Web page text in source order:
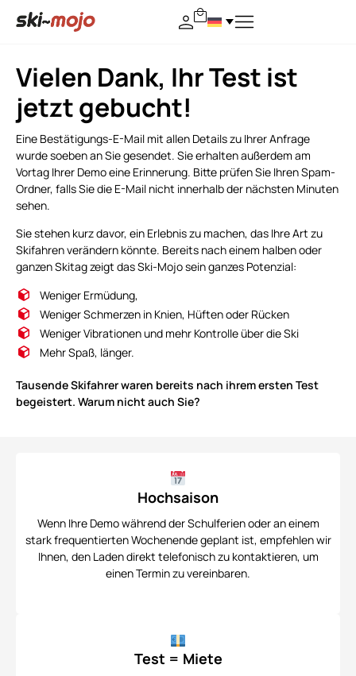
Vielen Dank, Ihr Test ist
jetzt gebucht!
Eine Bestätigungs-E-Mail mit allen Details zu Ihrer Anfrage
wurde soeben an Sie gesendet. Sie erhalten außerdem am
Vortag Ihrer Demo eine Erinnerung. Bitte prüfen Sie Ihren Spam-
Ordner, falls Sie die E-Mail nicht innerhalb der nächsten Minuten
sehen.
Sie stehen kurz davor, ein Erlebnis zu machen, das Ihre Art zu
Skifahren verändern könnte. Bereits nach einem halben oder
ganzen Skitag zeigt das Ski-Mojo sein ganzes Potenzial:
Weniger Ermüdung,
Weniger Schmerzen in Knien, Hüften oder Rücken
Weniger Vibrationen und mehr Kontrolle über die Ski
Mehr Spaß, länger.
Tausende Skifahrer waren bereits nach ihrem ersten Test
begeistert. Warum nicht auch Sie?
Hochsaison
Wenn Ihre Demo während der Schulferien oder an einem
stark frequentierten Wochenende geplant ist, empfehlen wir
Ihnen, den Laden direkt telefonisch zu kontaktieren, um
einen Termin zu vereinbaren.
Test = Miete